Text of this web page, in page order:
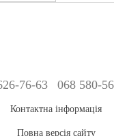
76-63 068 580-
Контактна інформація
Повна версія сайту